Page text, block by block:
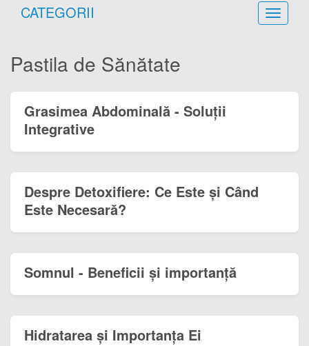
CATEGORII
Pastila de Sănătate
Grasimea Abdominală - Soluții
Integrative
Despre Detoxifiere: Ce Este și Când
Este Necesară?
Somnul - Beneficii și importanță
Hidratarea și Importanța Ei